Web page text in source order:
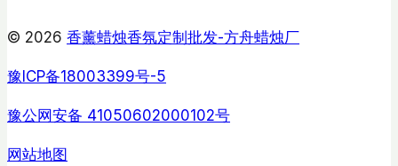
© 2026 香薰蜡烛香氛定制批发-方舟蜡烛厂
豫ICP备18003399号-5
豫公网安备 41050602000102号
网站地图